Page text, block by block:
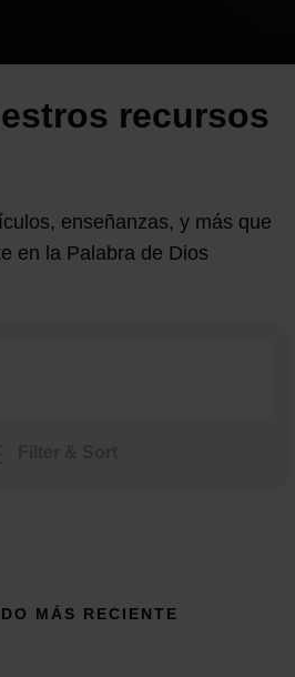
recursos
enseñanzas, y más que
en la Palabra de Dios
MÁS RECIENTE